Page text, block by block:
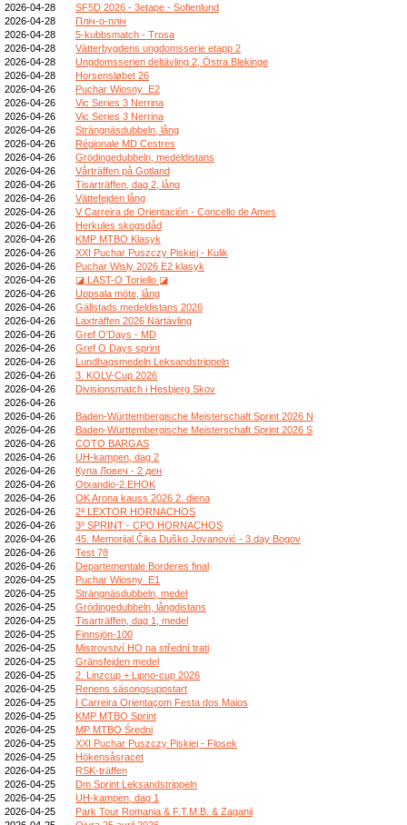
2026-04-28
SF5D 2026 - 3etape - Sofienlund
2026-04-28
Пліч-о-пліч
2026-04-28
5-kubbsmatch - Trosa
2026-04-28
Vätterbygdens ungdomsserie etapp 2
2026-04-28
Ungdomsserien deltävling 2, Östra Blekinge
2026-04-28
Horsensløbet 26
2026-04-26
Puchar Wiosny_E2
2026-04-26
Vic Series 3 Nerrina
2026-04-26
Vic Series 3 Nerrina
2026-04-26
Strängnäsdubbeln, lång
2026-04-26
Régionale MD Cestres
2026-04-26
Grödingedubbeln, medeldistans
2026-04-26
Vårträffen på Gotland
2026-04-26
Tisarträffen, dag 2, lång
2026-04-26
Vättefejden lång
2026-04-26
V Carreira de Orientación - Concello de Ames
2026-04-26
Herkules skogsdåd
2026-04-26
KMP MTBO Klasyk
2026-04-26
XXI Puchar Puszczy Piskiej - Kulik
2026-04-26
Puchar Wisły 2026 E2 klasyk
2026-04-26
◪ LAST-O Toriello ◪
2026-04-26
Uppsala möte, lång
2026-04-26
Gällstads medeldistans 2026
2026-04-26
Laxträffen 2026 Närtävling
2026-04-26
Gref O'Days - MD
2026-04-26
Gref O Days sprint
2026-04-26
Lundhagsmedeln Leksandstrippeln
2026-04-26
3. KOLV-Cup 2026
2026-04-26
Divisionsmatch i Hesbjerg Skov
2026-04-26
2026-04-26
Baden-Württembergische Meisterschaft Sprint 2026 N
2026-04-26
Baden-Württembergische Meisterschaft Sprint 2026 S
2026-04-26
COTO BARGAS
2026-04-26
UH-kampen, dag 2
2026-04-26
Купа Ловеч - 2 ден
2026-04-26
Otxandio-2.EHOK
2026-04-26
OK Arona kauss 2026 2. diena
2026-04-26
2ª LEXTOR HORNACHOS
2026-04-26
3º SPRINT - CPO HORNACHOS
2026-04-26
45. Memorijal Čika Duško Jovanović - 3.day Bogov
2026-04-26
Test 78
2026-04-26
Departementale Borderes final
2026-04-25
Puchar Wiosny_E1
2026-04-25
Strängnäsdubbeln, medel
2026-04-25
Grödingedubbeln, långdistans
2026-04-25
Tisarträffen, dag 1, medel
2026-04-25
Finnsjön-100
2026-04-25
Mistrovství HO na střední trati
2026-04-25
Gränsfejden medel
2026-04-25
2. Linzcup + Lipno-cup 2026
2026-04-25
Renens säsongsuppstart
2026-04-25
I Carreira Orientaçom Festa dos Maios
2026-04-25
KMP MTBO Sprint
2026-04-25
MP MTBO Średni
2026-04-25
XXI Puchar Puszczy Piskiej - Flosek
2026-04-25
Hökensåsracet
2026-04-25
RSK-träffen
2026-04-25
Dm Sprint Leksandstrippeln
2026-04-25
UH-kampen, dag 1
2026-04-25
Park Tour Romania & F.T.M.B. & Zaganii